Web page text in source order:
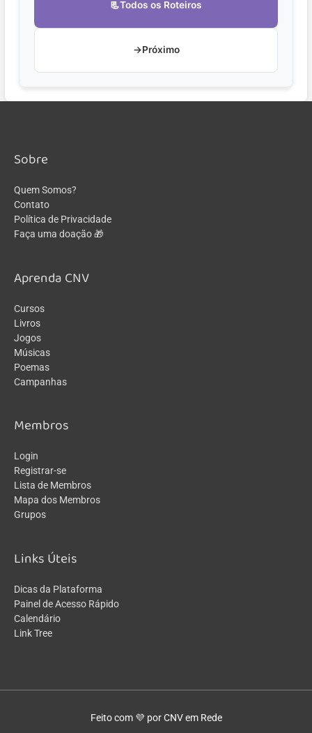
📃Todos os Roteiros
→Próximo
Sobre
Quem Somos?
Contato
Política de Privacidade
Faça uma doação 🎁
Aprenda CNV
Cursos
Livros
Jogos
Músicas
Poemas
Campanhas
Membros
Login
Registrar-se
Lista de Membros
Mapa dos Membros
Grupos
Links Úteis
Dicas da Plataforma
Painel de Acesso Rápido
Calendário
Link Tree
Feito com 💜 por CNV em Rede